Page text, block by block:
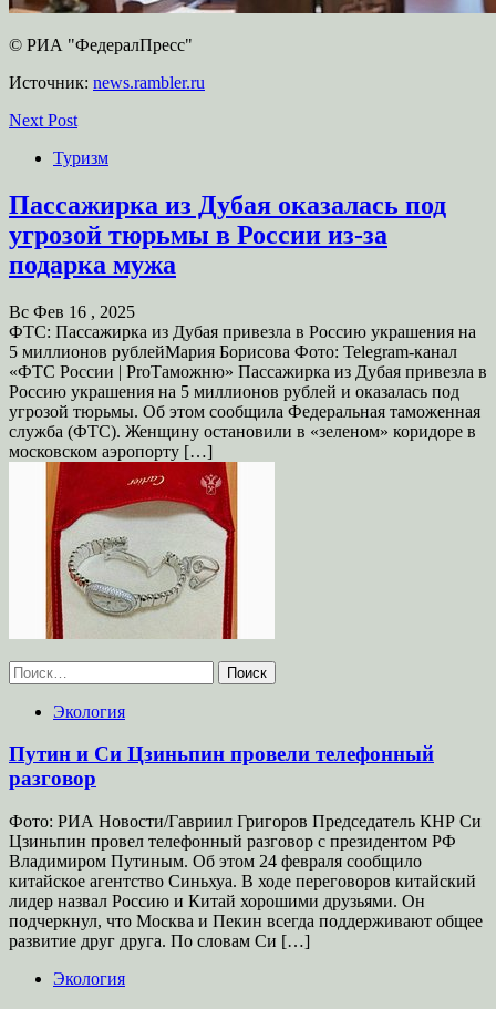
© РИА "ФедералПресс"
Источник: news.rambler.ru
Next Post
Туризм
Пассажирка из Дубая оказалась под
угрозой тюрьмы в России из-за
подарка мужа
Вс Фев 16 , 2025
ФТС: Пассажирка из Дубая привезла в Россию украшения на
5 миллионов рублейМария Борисова Фото: Telegram-канал
«ФТС России | ProТаможню» Пассажирка из Дубая привезла в
Россию украшения на 5 миллионов рублей и оказалась под
угрозой тюрьмы. Об этом сообщила Федеральная таможенная
служба (ФТС). Женщину остановили в «зеленом» коридоре в
московском аэропорту […]
Найти:
Экология
Путин и Си Цзиньпин провели телефонный
разговор
Фото: РИА Новости/Гавриил Григоров Председатель КНР Си
Цзиньпин провел телефонный разговор с президентом РФ
Владимиром Путиным. Об этом 24 февраля сообщило
китайское агентство Синьхуа. В ходе переговоров китайский
лидер назвал Россию и Китай хорошими друзьями. Он
подчеркнул, что Москва и Пекин всегда поддерживают общее
развитие друг друга. По словам Си […]
Экология